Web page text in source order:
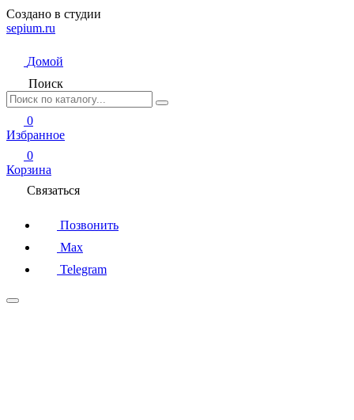
Создано в студии
sepium.ru
Домой
Поиск
0
Избранное
0
Корзина
Связаться
Позвонить
Max
Telegram